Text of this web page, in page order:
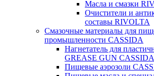
Масла и смазки
Очистители и
составы RIVOLTA
Смазочные материалы для
промышленности CASSIDA
Нагнетатель для
GREASE GUN CASSIDA
Пищевые аэрозоли